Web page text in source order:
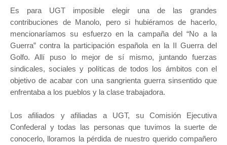
Es para UGT imposible elegir una de las grandes
contribuciones de Manolo, pero si hubiéramos de hacerlo,
mencionaríamos su esfuerzo en la campaña del “No a la
Guerra” contra la participación española en la II Guerra del
Golfo. Allí puso lo mejor de sí mismo, juntando fuerzas
sindicales, sociales y políticas de todos los ámbitos con el
objetivo de acabar con una sangrienta guerra sinsentido que
enfrentaba a los pueblos y la clase trabajadora.
Los afiliados y afiliadas a UGT, su Comisión Ejecutiva
Confederal y todas las personas que tuvimos la suerte de
conocerlo, lloramos la pérdida de nuestro querido compañero